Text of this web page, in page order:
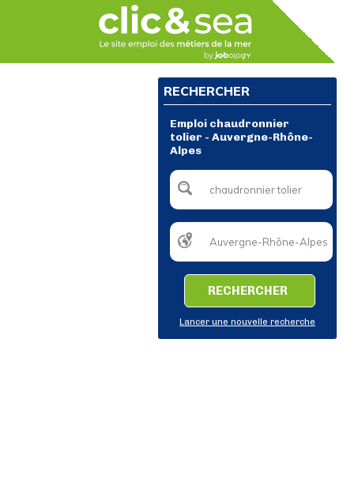
RECHERCHER
Emploi chaudronnier
tolier - Auvergne-Rhône-
Alpes
RECHERCHER
Lancer une nouvelle recherche